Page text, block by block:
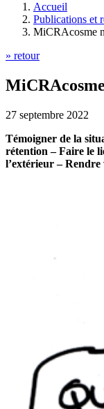
Accueil
Publications et
MiCRAcosme
» retour
27 septembre 2022
Témoigner de la
rétention – Faire le
l’extérieur – Rendre